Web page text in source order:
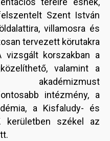
Szent István
villamosra és
tervezett körutakra
vizsgált korszakban a
valamint a
akadémizmust
intézmény, a
a Kisfaludy- és
kerületben székel az